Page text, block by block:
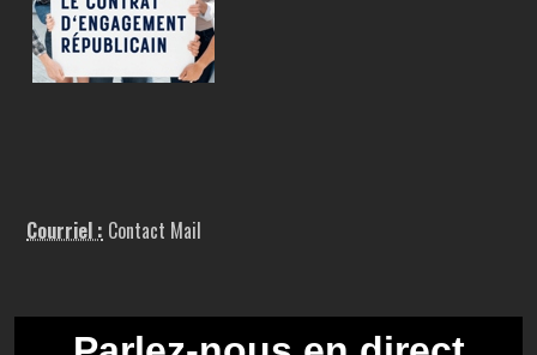
Courriel : Contact Mail